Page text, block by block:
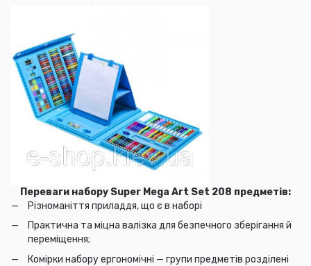
Переваги набору Super Mega Art Set 208 предметів:
Різноманіття приладдя, що є в наборі
Практична та міцна валізка для безпечного зберігання й
переміщення;
Комірки набору ергономічні — групи предметів розділені